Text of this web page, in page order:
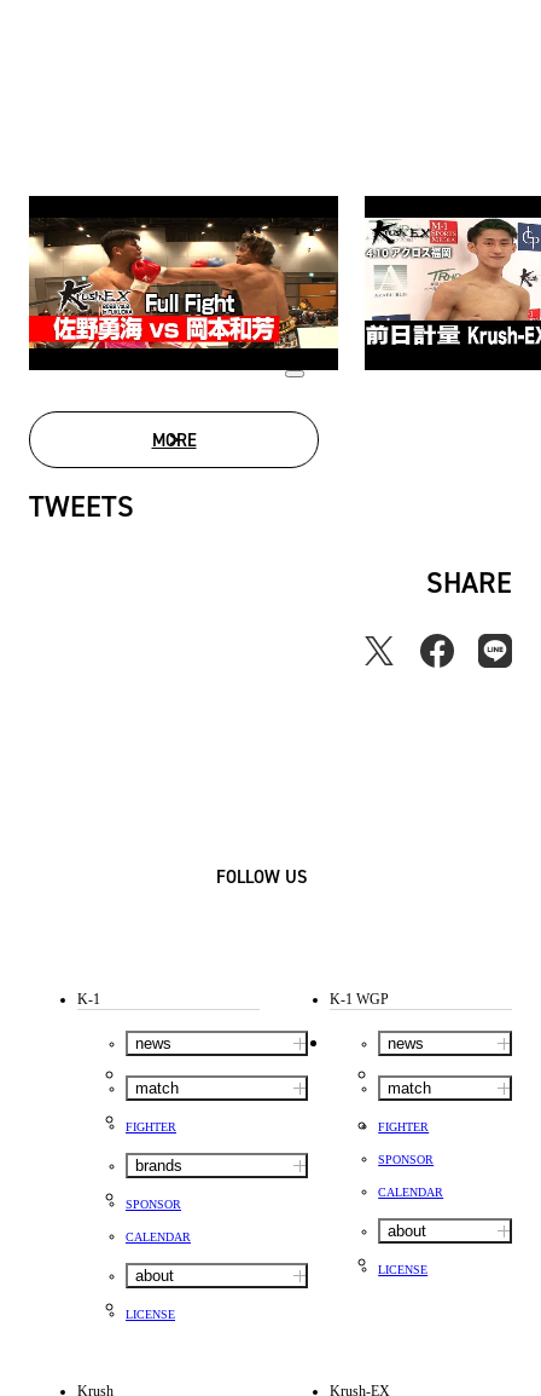
MOREMOVIE LIST
TWEETS
SHARE
FOLLOW US
K-1
news
match
FIGHTER
brands
SPONSOR
CALENDAR
about
LICENSE
K-1 WGP
news
match
FIGHTER
SPONSOR
CALENDAR
about
LICENSE
Krush Krush-EX